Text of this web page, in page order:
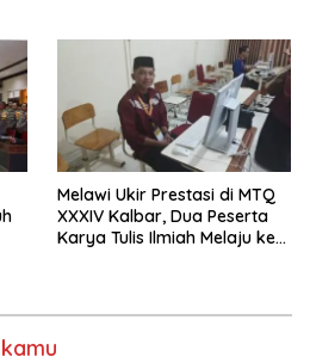
Melawi Ukir Prestasi di MTQ
XXXIV Kalbar, Dua Peserta
Karya Tulis Ilmiah Melaju ke